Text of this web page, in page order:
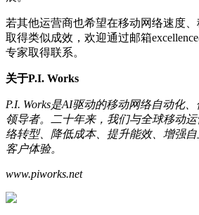
若其他运营商也希望在移动网络速度
取得类似成效，欢迎通过邮箱
专家取得联系。
关于P.I. Works
P.I. Works是AI驱动的移动网络自动化
领导者。二十年来，我们与全球移动
络转型、降低成本、提升能效、增强
客户体验。
www.piworks.net